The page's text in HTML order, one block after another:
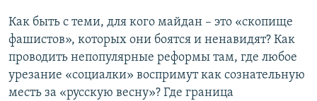
Как быть с теми, для кого майдан – это «скопище
фашистов», которых они боятся и ненавидят? Как
проводить непопулярные реформы там, где любое
урезание «социалки» воспримут как сознательную
месть за «русскую весну»? Где граница